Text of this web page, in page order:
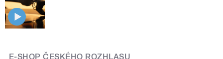
E-SHOP ČESKÉHO ROZHLASU